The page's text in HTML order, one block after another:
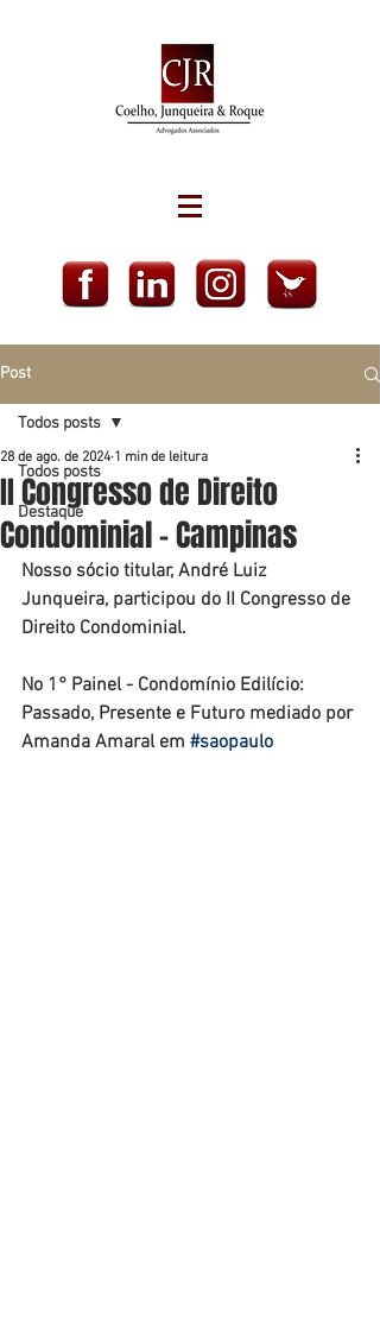
Post
Todos posts
Destaque
Todos posts
II Congresso de Direito
Condominial - Campinas
28 de ago. de 2024 1 min de leitura
Nosso sócio titular, André Luiz
Junqueira, participou do II Congresso de
Direito Condominial.
No 1° Painel - Condomínio Edilício:
Passado, Presente e Futuro mediado por
Amanda Amaral em #saopaulo